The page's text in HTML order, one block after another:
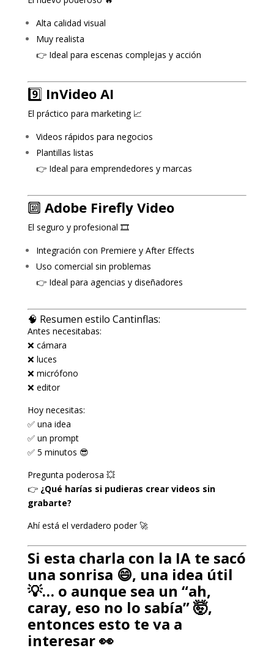
Alta calidad visual
Muy realista
👉 Ideal para escenas complejas y acción
9️⃣ InVideo AI
El práctico para marketing 📈
Videos rápidos para negocios
Plantillas listas
👉 Ideal para emprendedores y marcas
🔟 Adobe Firefly Video
El seguro y profesional 🎞️
Integración con Premiere y After Effects
Uso comercial sin problemas
👉 Ideal para agencias y diseñadores
🧠 Resumen estilo Cantinflas:
Antes necesitabas:
❌ cámara
❌ luces
❌ micrófono
❌ editor
Hoy necesitas:
✅ una idea
✅ un prompt
✅ 5 minutos 😎
Pregunta poderosa 💥
👉 ¿Qué harías si pudieras crear videos sin
grabarte?
Ahí está el verdadero poder 🚀
Si esta charla con la IA te sacó
una sonrisa 😄, una idea útil
💡… o aunque sea un “ah,
caray, eso no lo sabía” 🤯,
entonces esto te va a
interesar 👀